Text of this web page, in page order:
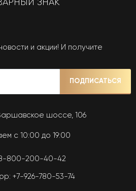
и акции! И получите
ПОДПИСАТЬСЯ
шоссе, 106
с 10:00 до 19:00
800-200-40-42
+7-926-780-53-74